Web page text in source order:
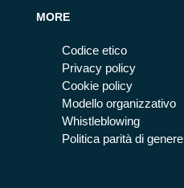
MORE
Codice etico
Privacy policy
Cookie policy
Modello organizzativo
Whistleblowing
Politica parità di genere